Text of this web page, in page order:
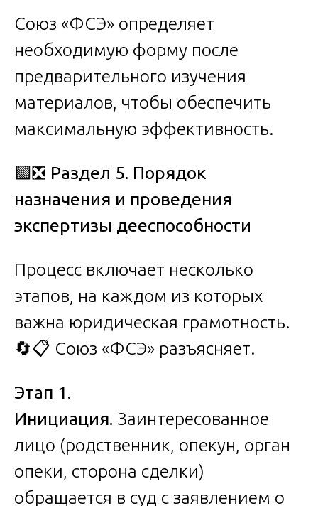
Союз «ФСЭ» определяет
необходимую форму после
предварительного изучения
материалов, чтобы обеспечить
максимальную эффективность.
🟩❎ Раздел 5. Порядок
назначения и проведения
экспертизы дееспособности
Процесс включает несколько
этапов, на каждом из которых
важна юридическая грамотность.
🔄📋 Союз «ФСЭ» разъясняет.
Этап 1.
Инициация. Заинтересованное
лицо (родственник, опекун, орган
опеки, сторона сделки)
обращается в суд с заявлением о